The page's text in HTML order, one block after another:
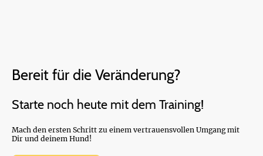
Bereit für die Veränderung?
Starte noch heute mit dem Training!
Mach den ersten Schritt zu einem vertrauensvollen Umgang mit
Dir und deinem Hund!